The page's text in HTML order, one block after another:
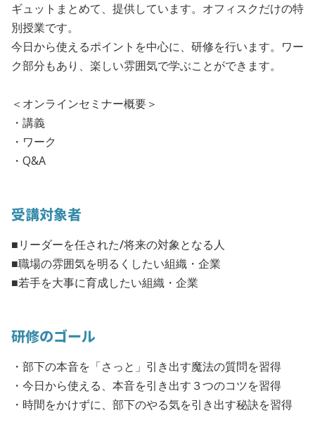
ギュットまとめて、提供しています。オフィスクだけの特
別授業です。
今日から使えるポイントを中心に、研修を行います。ワー
ク部分もあり、楽しい雰囲気で学ぶことができます。
＜オンラインセミナー概要＞
・講義
・ワーク
・Q&A
受講対象者
■リーダーを任された/将来の対象となる人
■職場の雰囲気を明るくしたい組織・企業
■若手を大事に育成したい組織・企業
研修のゴール
・部下の本音を「さっと」引き出す魔法の質問を習得
・今日から使える、本音を引き出す３つのコツを習得
・時間をかけずに、部下のやる気を引き出す秘訣を習得